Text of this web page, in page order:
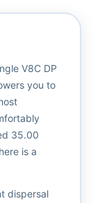
V8C DP
you to
35.00
is a
dispersal